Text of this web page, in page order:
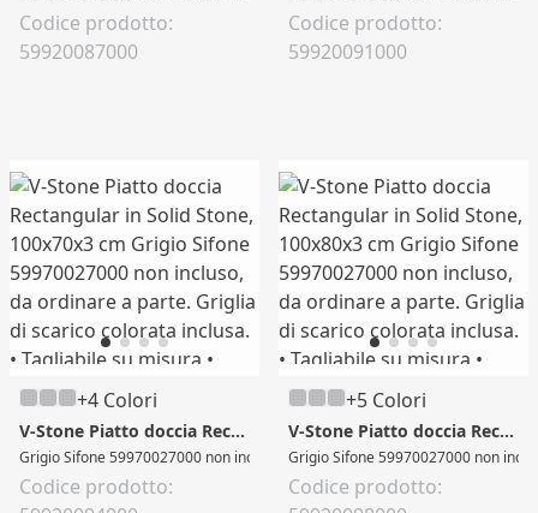
Codice prodotto:
59920087000
Codice prodotto:
59920091000
+4 Colori
V-Stone Piatto doccia Rectangular in Solid Stone, 100x70x3 cm
Grigio Sifone 59970027000 non incluso, da ordinare a parte. Griglia di
Codice prodotto:
+5 Colori
V-Stone Piatto doccia Rectangular in Solid Stone, 100x80x3 cm
Grigio Sifone 59970027000 non
Codice prodotto: